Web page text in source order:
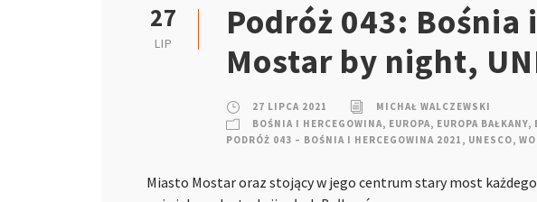
27
LIP
Podróż 043: Bośnia
Mostar by night,
27 LIPCA 2021
MICHAŁ WALCZEWSKI
BOŚNIA I HERCEGOWINA, EUROPA, EUROPA BAŁKANY,
PODRÓŻ 043 – BOŚNIA I HERCEGOWINA 2021 , UNESCO,
Miasto Mostar oraz stojący w jego centrum stary most